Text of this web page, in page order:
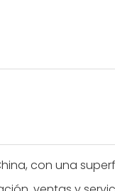
con una